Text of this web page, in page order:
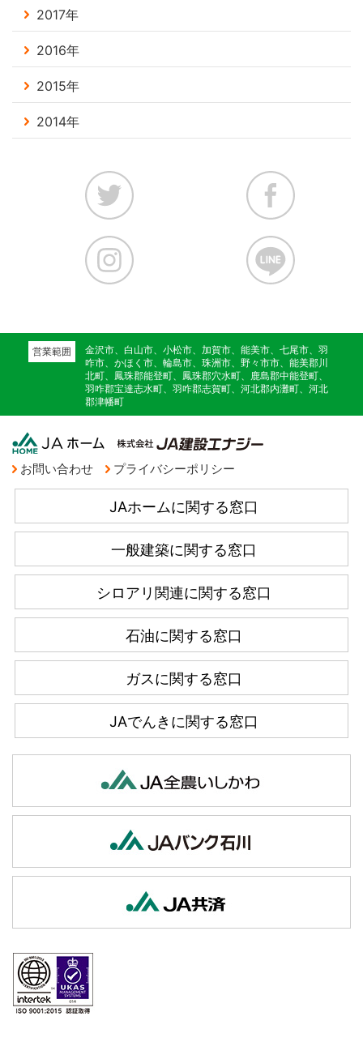
2017年
2016年
2015年
2014年
営業範囲
金沢市、白山市、小松市、加賀市、能美市、七尾市、羽
咋市、かほく市、輪島市、珠洲市、野々市市、能美郡川
北町、鳳珠郡能登町、鳳珠郡穴水町、鹿島郡中能登町、
羽咋郡宝達志水町、羽咋郡志賀町、河北郡内灘町、河北
郡津幡町
お問い合わせ プライバシーポリシー
JAホームに関する窓口
一般建築に関する窓口
シロアリ関連に関する窓口
石油に関する窓口
ガスに関する窓口
JAでんきに関する窓口